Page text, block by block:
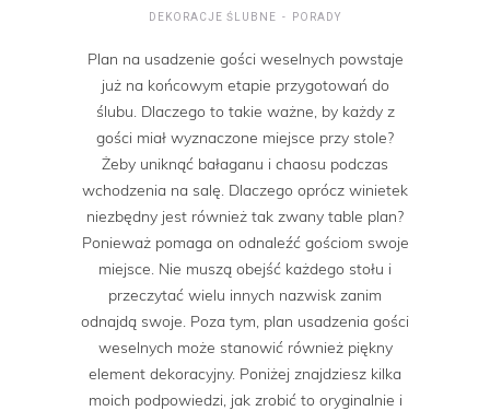
DEKORACJE ŚLUBNE PORADY
Plan na usadzenie gości weselnych powstaje
już na końcowym etapie przygotowań do
ślubu. Dlaczego to takie ważne, by każdy z
gości miał wyznaczone miejsce przy stole?
Żeby uniknąć bałaganu i chaosu podczas
wchodzenia na salę. Dlaczego oprócz winietek
niezbędny jest również tak zwany table plan?
Ponieważ pomaga on odnaleźć gościom swoje
miejsce. Nie muszą obejść każdego stołu i
przeczytać wielu innych nazwisk zanim
odnajdą swoje. Poza tym, plan usadzenia gości
weselnych może stanowić również piękny
element dekoracyjny. Poniżej znajdziesz kilka
moich podpowiedzi, jak zrobić to oryginalnie i